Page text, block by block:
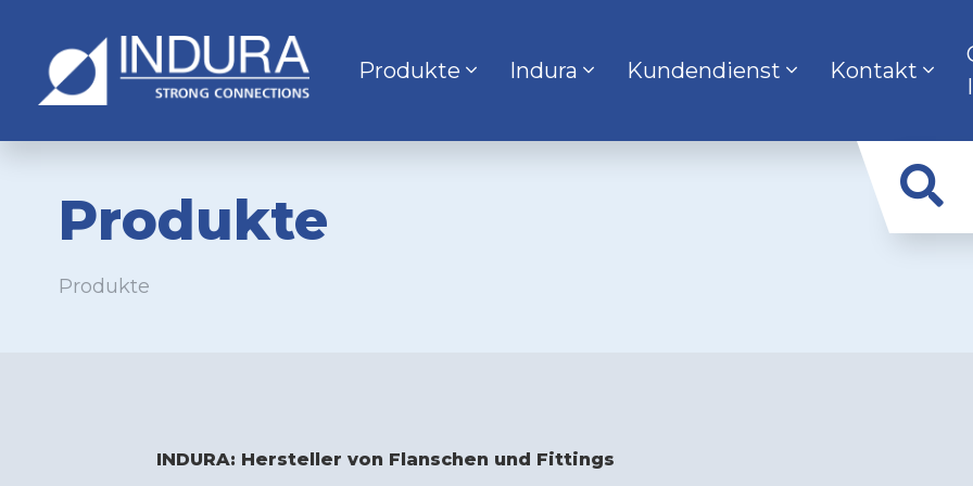
Produkte Indura Kundendienst Kontakt
Produkte
Produkte
INDURA: Hersteller von Flanschen und Fittings